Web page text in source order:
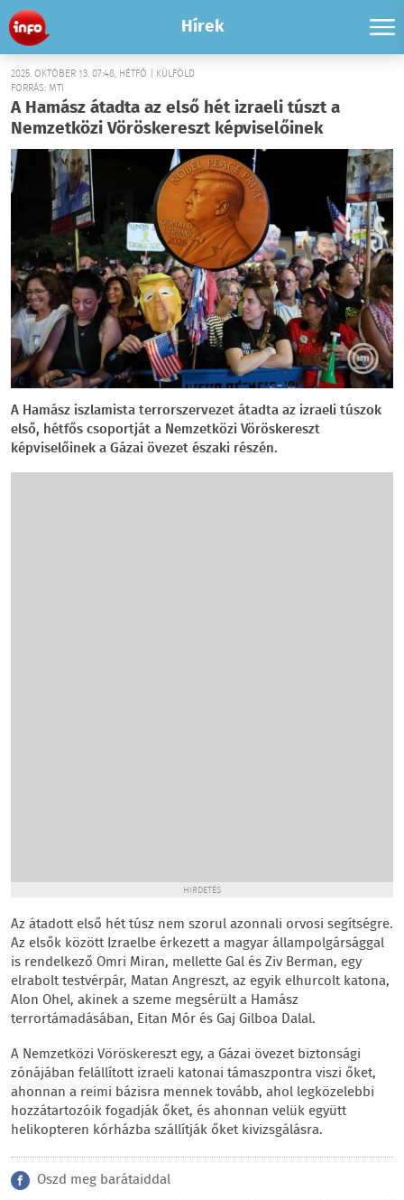
Hírek
2025. OKTÓBER 13. 07:48, HÉTFŐ | KÜLFÖLD
FORRÁS: MTI
A Hamász átadta az első hét izraeli túszt a
Nemzetközi Vöröskereszt képviselőinek
A Hamász iszlamista terrorszervezet átadta az izraeli túszok
első, hétfős csoportját a Nemzetközi Vöröskereszt
képviselőinek a Gázai övezet északi részén.
HIRDETÉS
Az átadott első hét túsz nem szorul azonnali orvosi segítségre.
Az elsők között Izraelbe érkezett a magyar állampolgársággal
is rendelkező Omri Miran, mellette Gal és Ziv Berman, egy
elrabolt testvérpár, Matan Angreszt, az egyik elhurcolt katona,
Alon Ohel, akinek a szeme megsérült a Hamász
terrortámadásában, Eitan Mór és Gaj Gilboa Dalal.
A Nemzetközi Vöröskereszt egy, a Gázai övezet biztonsági
zónájában felállított izraeli katonai támaszpontra viszi őket,
ahonnan a reimi bázisra mennek tovább, ahol legközelebbi
hozzátartozóik fogadják őket, és ahonnan velük együtt
helikopteren kórházba szállítják őket kivizsgálásra.
Oszd meg barátaiddal